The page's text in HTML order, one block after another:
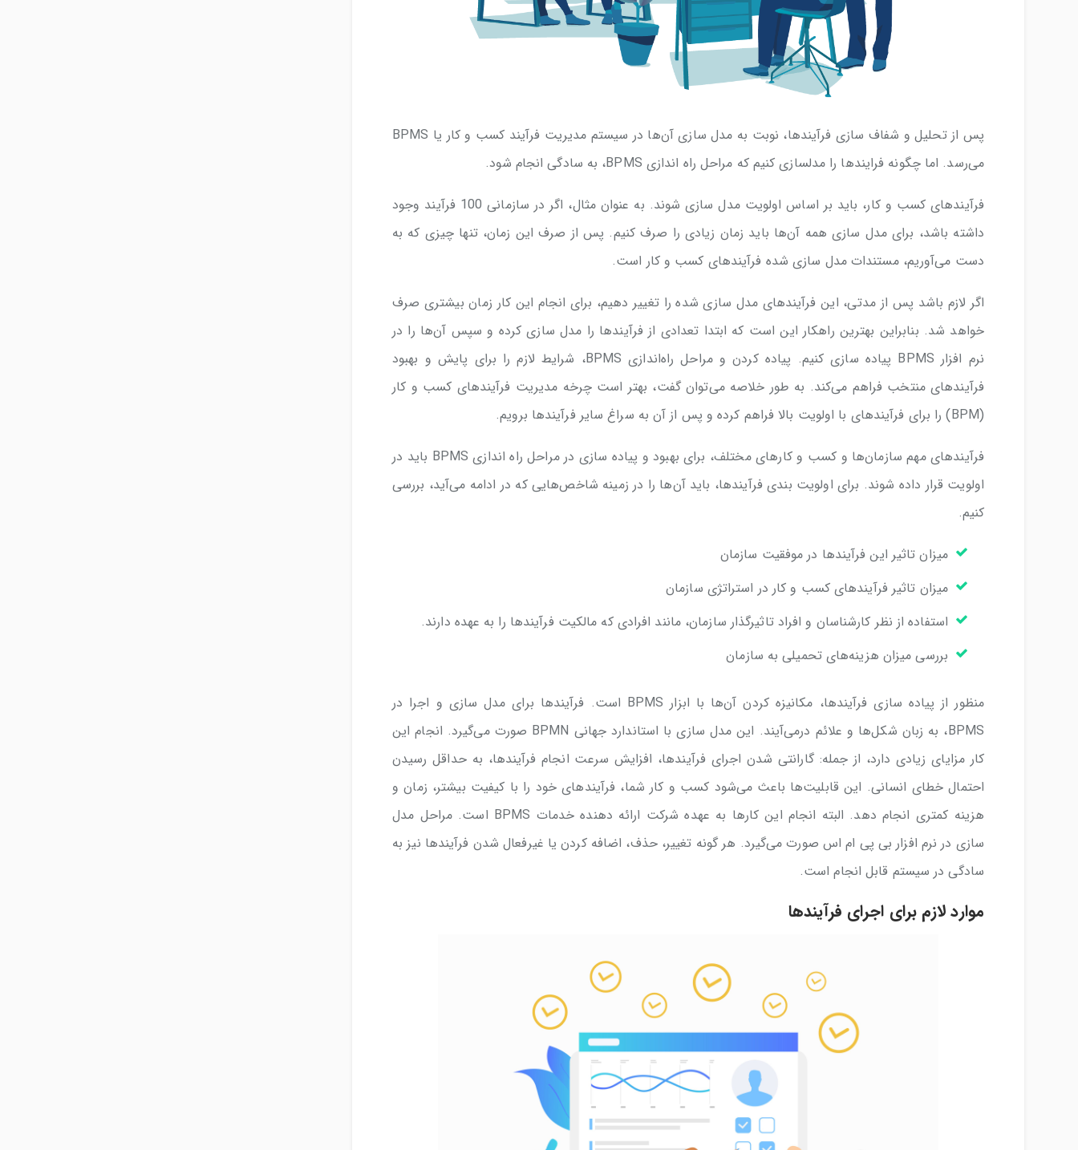
پس از تحلیل و شفاف سازی فرآیندها، نوبت به مدل سازی آن‌ها در سیستم مدیریت فرآیند کسب و کار یا BPMS
می‌رسد. اما چگونه فرایندها را مدلسازی کنیم که مراحل راه اندازی BPMS، به سادگی انجام شود.
فرآیندهای کسب و کار، باید بر اساس اولویت مدل سازی شوند. به عنوان مثال، اگر در سازمانی 100 فرآیند وجود
داشته باشد، برای مدل سازی همه آن‌ها باید زمان زیادی را صرف کنیم. پس از صرف این زمان، تنها چیزی که به
دست می‌آوریم، مستندات مدل سازی شده فرآیندهای کسب و کار است.
اگر لازم باشد پس از مدتی، این فرآیندهای مدل سازی شده را تغییر دهیم، برای انجام این کار زمان بیشتری صرف
خواهد شد. بنابراین بهترین راهکار این است که ابتدا تعدادی از فرآیندها را مدل سازی کرده و سپس آن‌ها را در
نرم افزار BPMS پیاده سازی کنیم. پیاده کردن و مراحل راه‌اندازی BPMS، شرایط لازم را برای پایش و بهبود
فرآیندهای منتخب فراهم می‌کند. به طور خلاصه می‌توان گفت، بهتر است چرخه مدیریت فرآیندهای کسب و کار
(BPM) را برای فرآیندهای با اولویت بالا فراهم کرده و پس از آن به سراغ سایر فرآیندها برویم.
فرآیندهای مهم سازمان‌ها و کسب و کارهای مختلف، برای بهبود و پیاده سازی در مراحل راه اندازی BPMS باید در
اولویت قرار داده شوند. برای اولویت بندی فرآیندها، باید آن‌ها را در زمینه شاخص‌هایی که در ادامه می‌آید، بررسی
کنیم.
میزان تاثیر این فرآیندها در موفقیت سازمان
میزان تاثیر فرآیندهای کسب و کار در استراتژی سازمان
استفاده از نظر کارشناسان و افراد تاثیرگذار سازمان، مانند افرادی که مالکیت فرآیندها را به عهده دارند.
بررسی میزان هزینه‌های تحمیلی به سازمان
منظور از پیاده سازی فرآیندها، مکانیزه کردن آن‌ها با ابزار BPMS است. فرآیندها برای مدل سازی و اجرا در
BPMS، به زبان شکل‌ها و علائم درمی‌آیند. این مدل سازی با استاندارد جهانی BPMN صورت می‌گیرد. انجام این
کار مزایای زیادی دارد، از جمله: گارانتی شدن اجرای فرآیندها، افزایش سرعت انجام فرآیندها، به حداقل رسیدن
احتمال خطای انسانی. این قابلیت‌ها باعث می‌شود کسب و کار شما، فرآیندهای خود را با کیفیت بیشتر، زمان و
هزینه کمتری انجام دهد. البته انجام این کارها به عهده شرکت ارائه دهنده خدمات BPMS است. مراحل مدل
سازی در نرم افزار بی پی ام اس صورت می‌گیرد. هر گونه تغییر، حذف، اضافه کردن یا غیرفعال شدن فرآیندها نیز به
سادگی در سیستم قابل انجام است.
موارد لازم برای اجرای فرآیندها